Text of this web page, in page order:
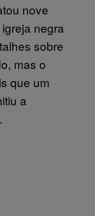
nove
negra
sobre
mas o
que um
a